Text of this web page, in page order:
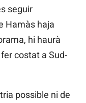
seguir
Hamàs haja
hi haurà
costat a Sud-
possible ni de